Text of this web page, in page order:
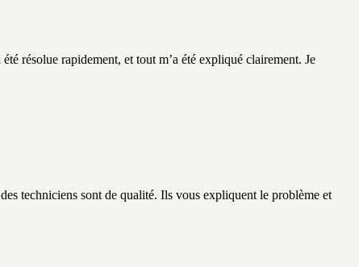
résolue rapidement, et tout m’a été expliqué clairement. Je
techniciens sont de qualité. Ils vous expliquent le problème et